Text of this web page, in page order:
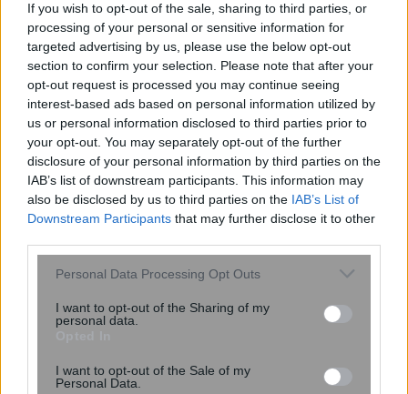
If you wish to opt-out of the sale, sharing to third parties, or
processing of your personal or sensitive information for
targeted advertising by us, please use the below opt-out
section to confirm your selection. Please note that after your
opt-out request is processed you may continue seeing
interest-based ads based on personal information utilized by
us or personal information disclosed to third parties prior to
your opt-out. You may separately opt-out of the further
disclosure of your personal information by third parties on the
IAB’s list of downstream participants. This information may
also be disclosed by us to third parties on the IAB’s List of
Downstream Participants that may further disclose it to other
Please note that this website/app uses one or more Google
not limited to your visit or usage behaviour. You may click to
grant or deny consent to Google and its third-party tags to
consent section.
Personal Data Processing Opt Outs
I want to opt-out of the Sharing of my
personal data.
I want to opt-out of the Sale of my
Personal Data.
Ο αριθμός των παιδιών που έχετε
μπορεί να δείξει πόσο θα ζήσετε –
Πόσα παιδιά φέρνουν μακροζωία
Ενέσεις αδυνατίσματος: Προκαλούν